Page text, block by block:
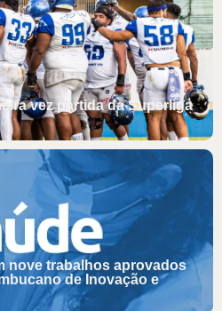
vez partida da Superliga
nove trabalhos aprovados
de Inovação e